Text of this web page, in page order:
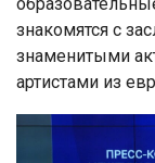
знакомятся с
знаменитыми
артистами из